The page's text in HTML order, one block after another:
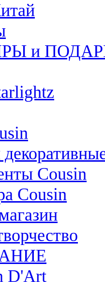
и
Cousin
Cousin
D'Art